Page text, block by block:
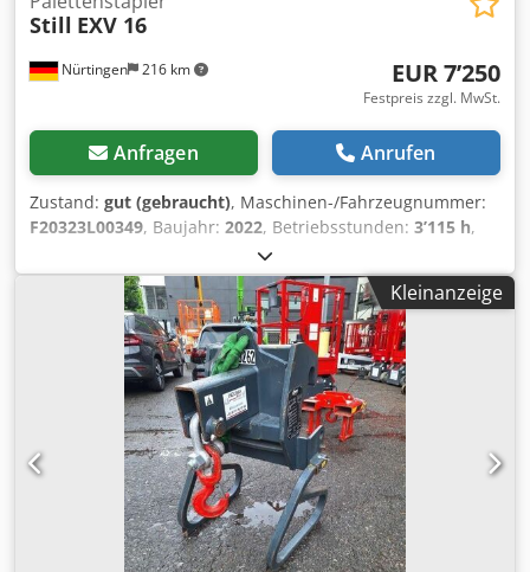
Nürtingen 216 km
Still EXV 16
EUR 7’250
Festpreis zzgl. MwSt.
Anfragen Anrufen
Zustand: gut (gebraucht), Maschinen-/Fahrzeugnummer:
F20323L00349, Baujahr: 2022, Betriebsstunden: 3’115 h,
, Hubhöhe:5’616 mm
mm, Lastschwerpunkt:600 mm, Kraftstofftyp:elektrisch,
Triplex, Bauhöhe:2’360 mm, Batteriespannung:
, Gabellänge:1’200 mm, 5245467 Dcedpfezr Tfnsx
Aqqok Seriennummer: F20323L00349 Batteriedetails: 24
Kleinanzeige